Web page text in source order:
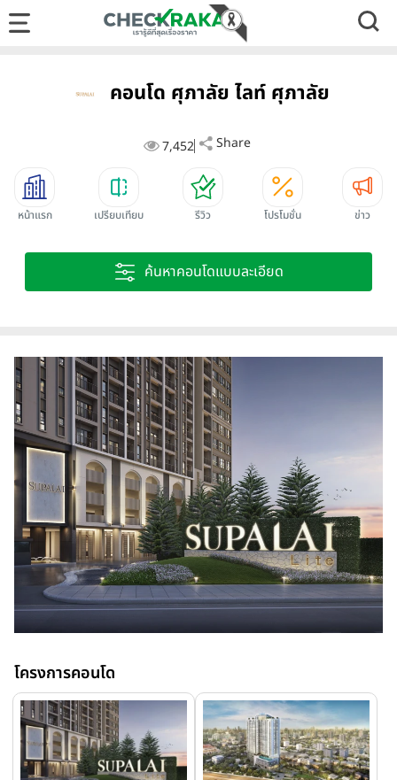
คอนโด ศุภาลัย ไลท์ ศุภาลัย
7,452 Share
หน้าแรก เปรียบเทียบ รีวิว โปรโมชั่น ข่าว
ค้นหาคอนโดแบบละเอียด
โครงการคอนโด